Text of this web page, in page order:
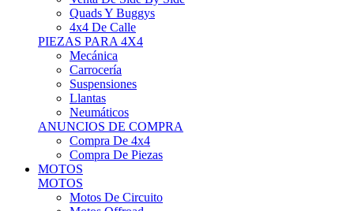
Quads Y Buggys
4x4 De Calle
PIEZAS PARA 4X4
Mecánica
Carrocería
Suspensiones
Llantas
Neumáticos
ANUNCIOS DE COMPRA
Compra De 4x4
Compra De Piezas
MOTOS
MOTOS
Motos De Circuito